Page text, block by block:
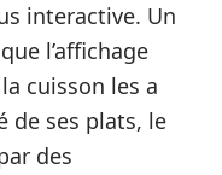
interactive. Un
l’affichage
cuisson les a
de ses plats, le
des